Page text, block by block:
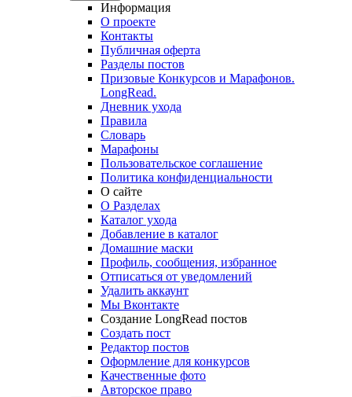
Информация
О проекте
Контакты
Публичная оферта
Разделы постов
Призовые Конкурсов и Марафонов.
LongRead.
Дневник ухода
Правила
Словарь
Марафоны
Пользовательское соглашение
Политика конфиденциальности
О сайте
О Разделах
Каталог ухода
Добавление в каталог
Домашние маски
Профиль, сообщения, избранное
Отписаться от уведомлений
Удалить аккаунт
Мы Вконтакте
Создание LongRead постов
Создать пост
Редактор постов
Оформление для конкурсов
Качественные фото
Авторское право